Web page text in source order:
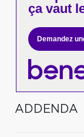
ça vaut
Demandez
ADDENDA